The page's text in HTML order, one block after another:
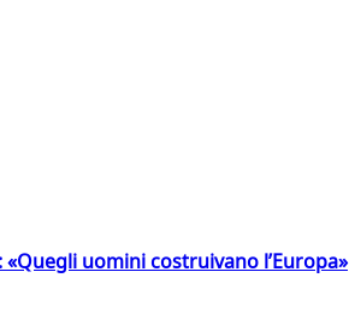
uomini costruivano l’Europa»